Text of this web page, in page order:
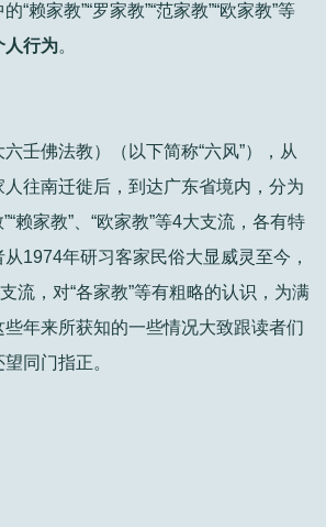
“赖家教”“罗家教”“范家教”“欧家教”等
人行为。
壬佛法教）（以下简称“六风”），从
往南迁徙后，到达广东省境内，分为
赖家教”、“欧家教”等4大支流，各有特
1974年研习客家民俗大显威灵至今，
流，对“各家教”等有粗略的认识，为满
年来所获知的一些情况大致跟读者们
同门指正。